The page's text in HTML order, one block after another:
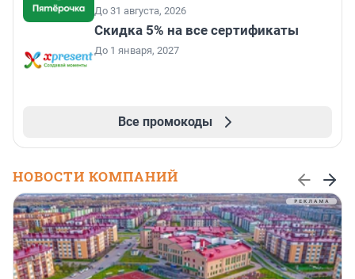
До 31 августа, 2026
Скидка 5% на все сертификаты
До 1 января, 2027
Все промокоды
НОВОСТИ КОМПАНИЙ